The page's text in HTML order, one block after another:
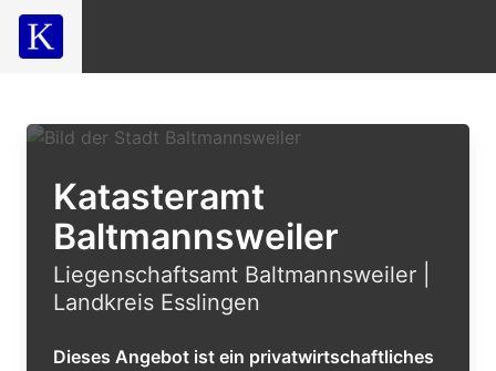
Katasteramt
Baltmannsweiler
Liegenschaftsamt Baltmannsweiler |
Landkreis Esslingen
Dieses Angebot ist ein privatwirtschaftliches